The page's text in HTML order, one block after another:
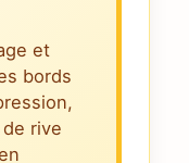
et
bords
rive